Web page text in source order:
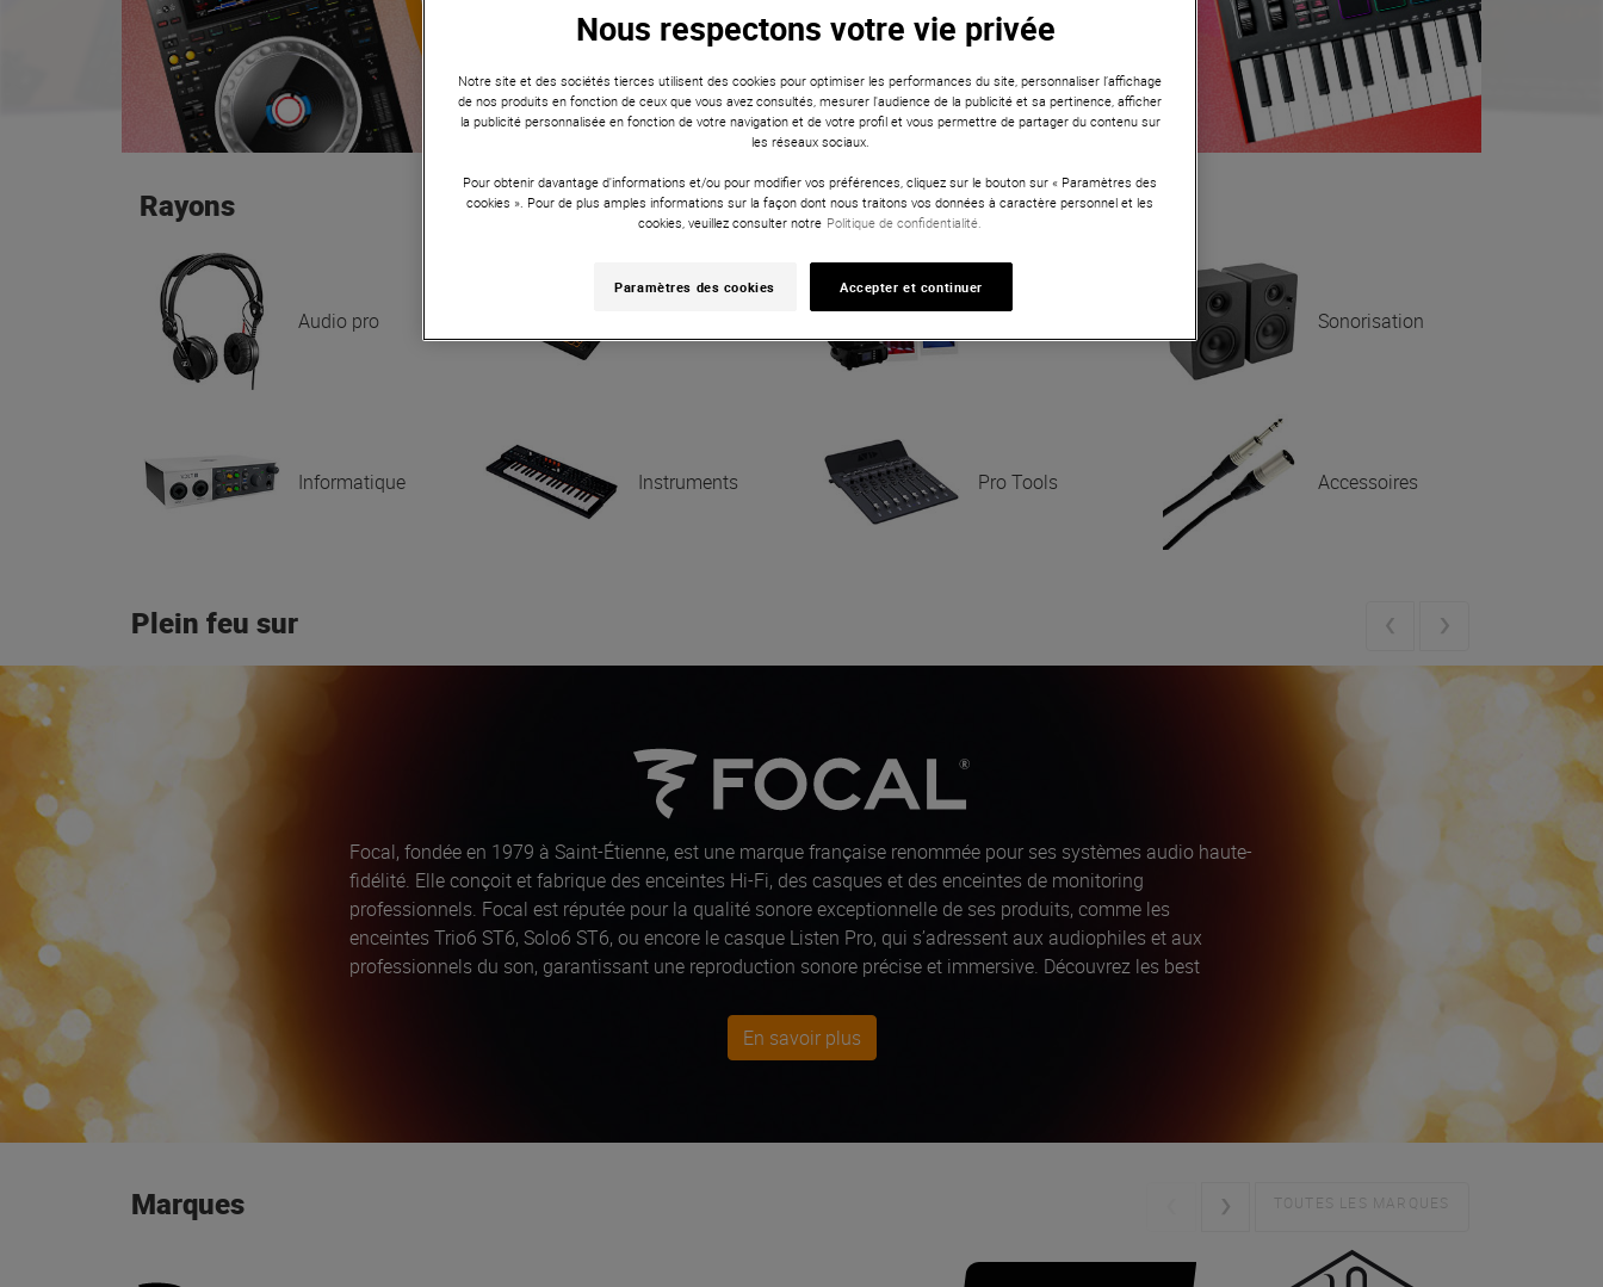
Rayons
Audio pro Sonorisation
Informatique Instruments Pro Tools Accessoires
Plein feu sur
Focal, fondée en 1979 à Saint-Étienne, est une marque française renommée pour ses systèmes audio haute-
fidélité. Elle conçoit et fabrique des enceintes Hi-Fi, des casques et des enceintes de monitoring
professionnels. Focal est réputée pour la qualité sonore exceptionnelle de ses produits, comme les
enceintes Trio6 ST6, Solo6 ST6, ou encore le casque Listen Pro, qui s’adressent aux audiophiles et aux
professionnels du son, garantissant une reproduction sonore précise et immersive. Découvrez les best
En savoir plus
Marques TOUTES LES MARQUES
Nous respectons votre vie privée
Notre site et des sociétés tierces utilisent des cookies pour optimiser les performances du site, personnaliser l’affichage
de nos produits en fonction de ceux que vous avez consultés, mesurer l'audience de la publicité et sa pertinence, afficher
la publicité personnalisée en fonction de votre navigation et de votre profil et vous permettre de partager du contenu sur
les réseaux sociaux.
Pour obtenir davantage d'informations et/ou pour modifier vos préférences, cliquez sur le bouton sur « Paramètres des
cookies ». Pour de plus amples informations sur la façon dont nous traitons vos données à caractère personnel et les
cookies, veuillez consulter notre Politique de confidentialité.
Paramètres des cookies Accepter et continuer